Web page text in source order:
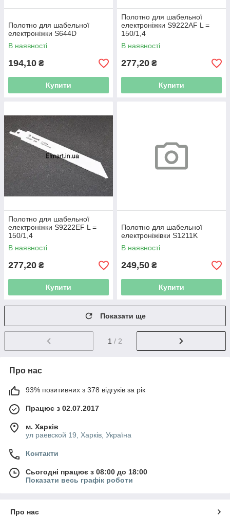
Полотно для шабельної
електроніжки S644D
В наявності
194,10 ₴
Купити
Полотно для шабельної
електроніжки S9222AF L =
150/1,4
В наявності
277,20 ₴
Купити
Полотно для шабельної
електроніжки S9222EF L =
150/1,4
В наявності
277,20 ₴
Купити
Полотно для шабельної
електроніжівки S1211K
В наявності
249,50 ₴
Купити
Показати ще
1 / 2
Про нас
93% позитивних з 378 відгуків за рік
Працює з 02.07.2017
м. Харків
ул раевской 19, Харків, Україна
Контакти
Сьогодні працює з 08:00 до 18:00
Показати весь графік роботи
Про нас